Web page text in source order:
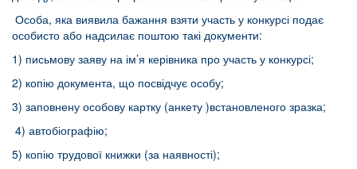
Особа, яка виявила бажання взяти участь у конкурсі подає
особисто або надсилає поштою такі документи:
1) письмову заяву на ім’я керівника про участь у конкурсі;
2) копію документа, що посвідчує особу;
3) заповнену особову картку (анкету )встановленого зразка;
4) автобіографію;
5) копію трудової книжки (за наявності);